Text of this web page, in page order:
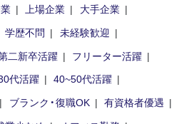
上場企業
大手企業
学歴不問
未経験歓迎
二新卒活躍
フリーター活躍
代活躍
40~50代活躍
ブランク・復職OK
有資格者優遇